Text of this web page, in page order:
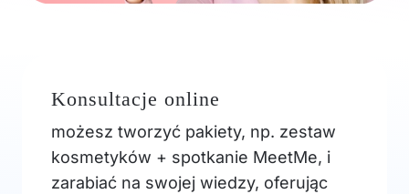
Konsultacje online
możesz tworzyć pakiety, np. zestaw
kosmetyków + spotkanie MeetMe, i
zarabiać na swojej wiedzy, oferując